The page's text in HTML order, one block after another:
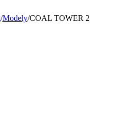
/Modely/COAL TOWER 2